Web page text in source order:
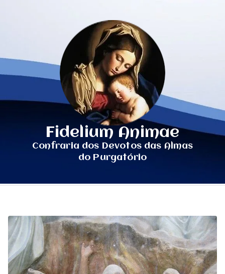
Fidelium Animae
Confraria dos Devotos das Almas
do Purgatório